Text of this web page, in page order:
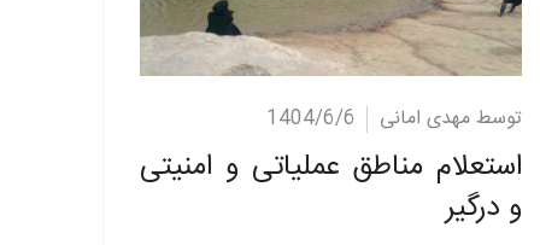
توسط مهدی امانی 1404/6/6
استعلام مناطق عملیاتی و امنیتی
و درگیر